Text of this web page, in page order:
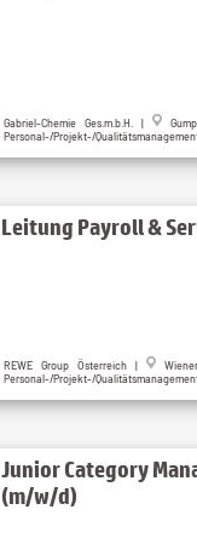
Gabriel-Chemie Ges.m.b.H. |
Personal-/Projekt-/
Leitung Payroll &
REWE Group Österreich |
Personal-/Projekt-/
Junior Category
(m/w/d)